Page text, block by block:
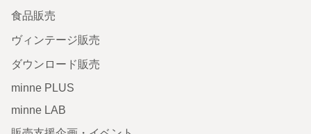
食品販売
ヴィンテージ販売
ダウンロード販売
minne PLUS
minne LAB